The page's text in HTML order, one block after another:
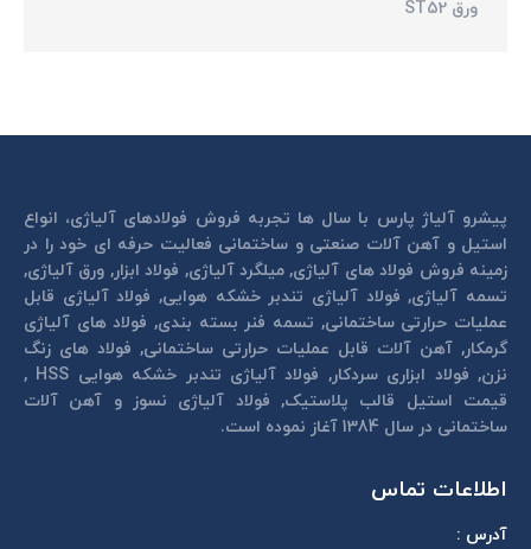
ورق ST52
پیشرو آلیاژ پارس با سال ها تجربه فروش فولادهای آلیاژی، انواع
استیل و آهن آلات صنعتی و ساختمانی فعالیت حرفه ای خود را در
زمینه فروش فولاد های آلیاژی, میلگرد آلیاژی, فولاد ابزار, ورق آلیاژی,
تسمه آلیاژی, فولاد آلیاژی تندبر خشكه هوايی, فولاد آلیاژی قابل
عمليات حرارتی ساختمانی, تسمه فنر بسته بندی, فولاد های آلیاژی
گرمكار, آهن آلات قابل عمليات حرارتی ساختمانی, فولاد های زنگ
نزن, فولاد ابزاری سردكار, فولاد آلیاژی تندبر خشكه هوايی HSS ,
قیمت استیل قالب پلاستيک, فولاد آلیاژی نسوز و آهن آلات
ساختمانی در سال 1384 آغاز نموده است.
اطلاعات تماس
آدرس :